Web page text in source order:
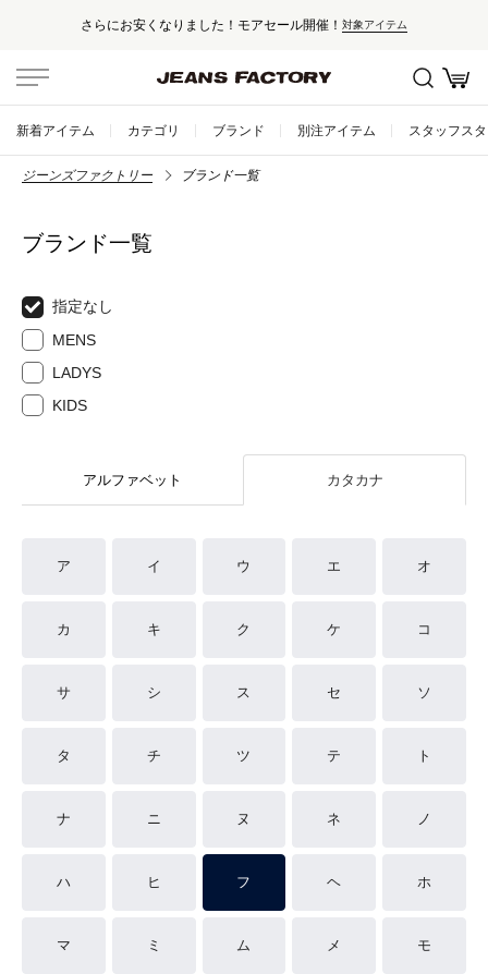
セール対象外アイテムは10%ポイント還元！
新着アイテム カテゴリ ブランド 別注アイテム スタッフス
ジーンズファクトリー ブランド一覧
ブランド一覧
指定なし
MENS
LADYS
KIDS
アルファベット カタカナ
ア イ ウ エ オ
カ キ ク ケ コ
サ シ ス セ ソ
タ チ ツ テ ト
ナ ニ ヌ ネ ノ
ハ ヒ フ ヘ ホ
マ ミ ム メ モ